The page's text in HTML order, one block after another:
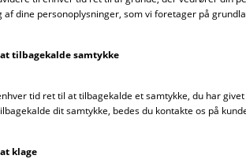
af dine personoplysninger, som vi foretager på
tilbagekalde samtykke
tid ret til at tilbagekalde et samtykke, du har
dit samtykke, bedes du kontakte os på
klage